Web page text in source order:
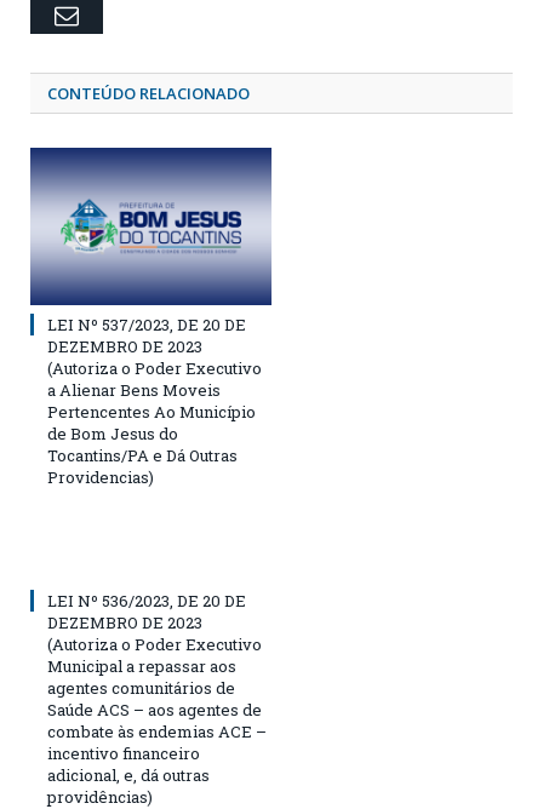
Email
CONTEÚDO RELACIONADO
LEI Nº 537/2023, DE 20 DE
DEZEMBRO DE 2023
(Autoriza o Poder Executivo
a Alienar Bens Moveis
Pertencentes Ao Município
de Bom Jesus do
Tocantins/PA e Dá Outras
Providencias)
LEI Nº 536/2023, DE 20 DE
DEZEMBRO DE 2023
(Autoriza o Poder Executivo
Municipal a repassar aos
agentes comunitários de
Saúde ACS – aos agentes de
combate às endemias ACE –
incentivo financeiro
adicional, e, dá outras
providências)